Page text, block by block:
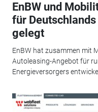
EnBW und
für
gelegt
EnBW hat zusammen mit
Autoleasing-Angebot für
Energieversorgers